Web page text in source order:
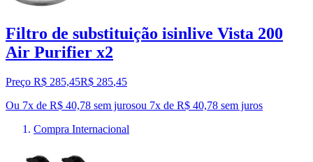
Filtro de substituição isinlive Vista 200
Air Purifier x2
Preço R$ 285,45R$ 285,45
Ou 7x de R$ 40,78 sem jurosou 7x de R$ 40,78 sem juros
Compra Internacional